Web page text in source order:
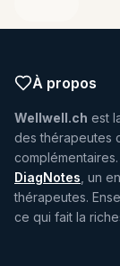
À propos
Wellwell.ch est
des thérapeutes
complémentaires.
DiagNotes , un
thérapeutes.
ce qui fait la